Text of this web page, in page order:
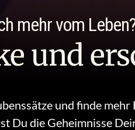
mehr vom
und
und finde
Du die Geheimnisse